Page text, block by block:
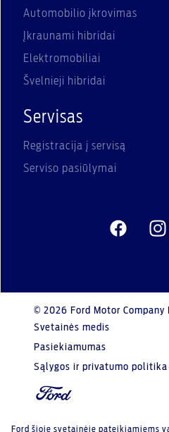
Automobilio įkrovimas
Įkraunami hibridai
Elektromobiliai
Švelnieji hibridai
Servisas
Registracija į servisą
Serviso pasiūlymai
© 2026 Ford Motor Company
Svetainės medis
Pasiekiamumas
Sąlygos ir privatumo politika
Ford šioje svetainėje pateikiamiems